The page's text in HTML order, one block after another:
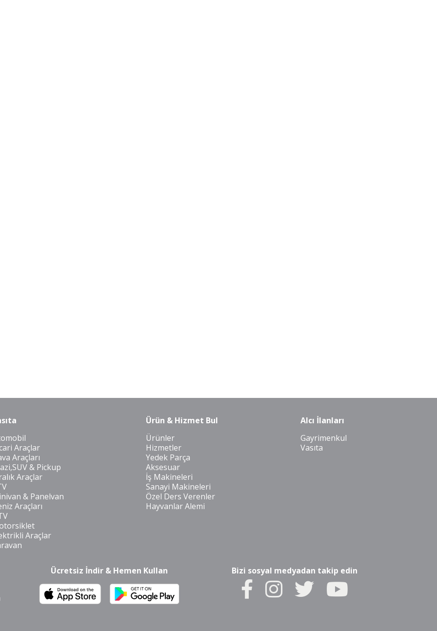
Araçlar
Araçları
& Pickup
Araçlar
& Panelvan
Araçları
Araçlar
Ürün & Hizmet Bul
Ürünler
Hizmetler
Yedek Parça
Aksesuar
İş Makineleri
Sanayi Makineleri
Özel Ders Verenler
Hayvanlar Alemi
Alcı İlanları
Gayrimenkul
Vasıta
Ücretsiz İndir & Hemen Kullan Bizi sosyal medyadan takip edin